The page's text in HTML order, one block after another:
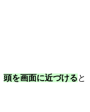
頭を画面に近づけると